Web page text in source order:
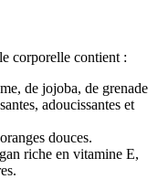
corporelle contient :
de jojoba, de grenade
adoucissantes et
douces.
riche en vitamine E,